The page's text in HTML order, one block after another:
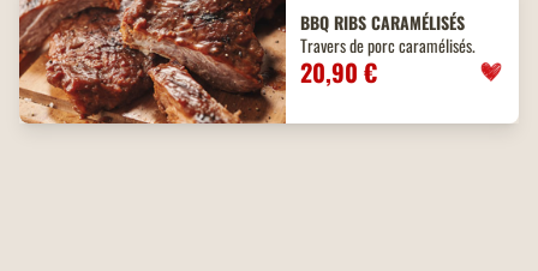
BBQRIBSCARAMÉLISÉS
Travers de porc caramélisés.
20,90 €